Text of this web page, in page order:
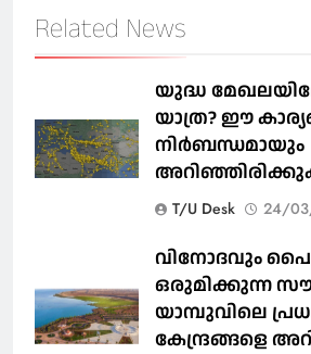
Related News
യുദ്ധ
യാത്ര? ഈ
നിര്‍ബന്ധമായും
T/U Desk 24/
വിനോദവും
ഒരുമിക്കുന്ന
യാമ്പുവിലെ
കേന്ദ്രങ്ങളെ